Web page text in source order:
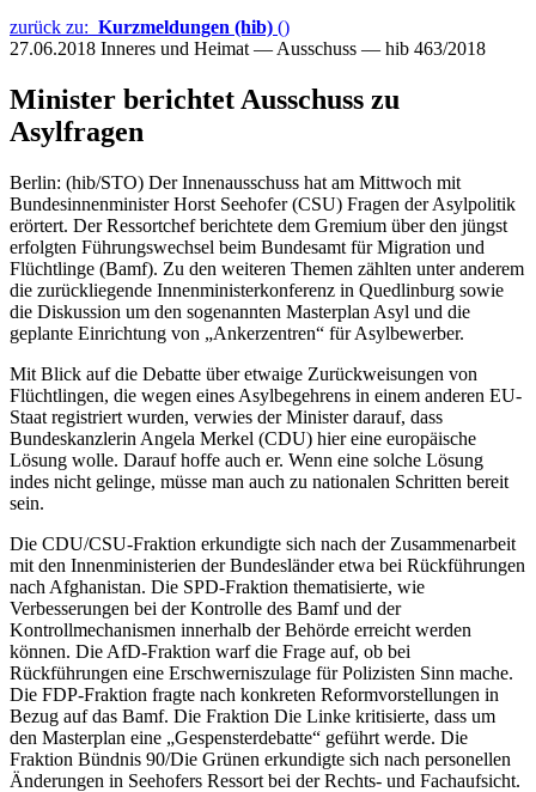
zurück zu: Kurzmeldungen (hib) ()
27.06.2018 Inneres und Heimat — Ausschuss — hib 463/2018
Minister berichtet Ausschuss zu
Asylfragen
Berlin: (hib/STO) Der Innenausschuss hat am Mittwoch mit
Bundesinnenminister Horst Seehofer (CSU) Fragen der Asylpolitik
erörtert. Der Ressortchef berichtete dem Gremium über den jüngst
erfolgten Führungswechsel beim Bundesamt für Migration und
Flüchtlinge (Bamf). Zu den weiteren Themen zählten unter anderem
die zurückliegende Innenministerkonferenz in Quedlinburg sowie
die Diskussion um den sogenannten Masterplan Asyl und die
geplante Einrichtung von „Ankerzentren“ für Asylbewerber.
Mit Blick auf die Debatte über etwaige Zurückweisungen von
Flüchtlingen, die wegen eines Asylbegehrens in einem anderen EU-
Staat registriert wurden, verwies der Minister darauf, dass
Bundeskanzlerin Angela Merkel (CDU) hier eine europäische
Lösung wolle. Darauf hoffe auch er. Wenn eine solche Lösung
indes nicht gelinge, müsse man auch zu nationalen Schritten bereit
sein.
Die CDU/CSU-Fraktion erkundigte sich nach der Zusammenarbeit
mit den Innenministerien der Bundesländer etwa bei Rückführungen
nach Afghanistan. Die SPD-Fraktion thematisierte, wie
Verbesserungen bei der Kontrolle des Bamf und der
Kontrollmechanismen innerhalb der Behörde erreicht werden
können. Die AfD-Fraktion warf die Frage auf, ob bei
Rückführungen eine Erschwerniszulage für Polizisten Sinn mache.
Die FDP-Fraktion fragte nach konkreten Reformvorstellungen in
Bezug auf das Bamf. Die Fraktion Die Linke kritisierte, dass um
den Masterplan eine „Gespensterdebatte“ geführt werde. Die
Fraktion Bündnis 90/Die Grünen erkundigte sich nach personellen
Änderungen in Seehofers Ressort bei der Rechts- und Fachaufsicht.